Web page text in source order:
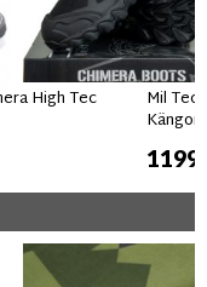
High Tec Mil Tec
Kängor
1199